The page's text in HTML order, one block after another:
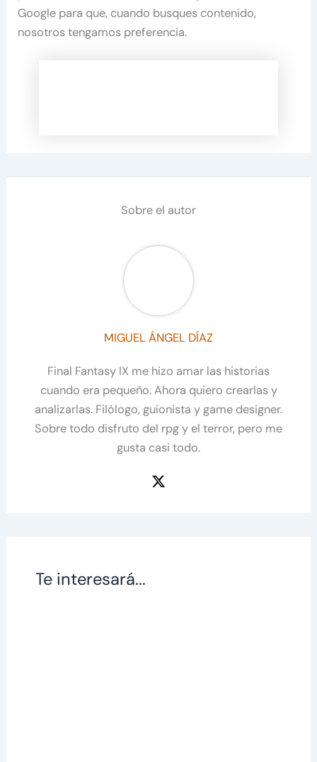
Google para que, cuando busques contenido,
nosotros tengamos preferencia.
Sobre el autor
MIGUEL ÁNGEL DÍAZ
Final Fantasy IX me hizo amar las historias
cuando era pequeño. Ahora quiero crearlas y
analizarlas. Filólogo, guionista y game designer.
Sobre todo disfruto del rpg y el terror, pero me
gusta casi todo.
Te interesará...